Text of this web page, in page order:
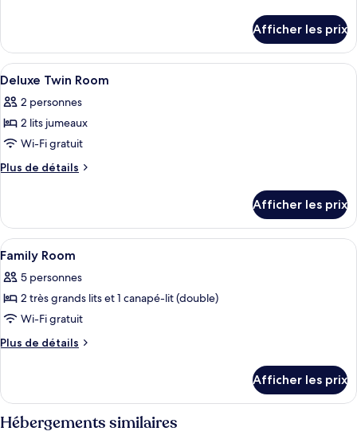
chambre :
Deluxe
King
Room
Deluxe
King
Room
Afficher les prix
Afficher
toutes
les
photos
pour
ce
chambre :
Deluxe
Twin
Room
Gros plan d’une structure
1
Deluxe Twin Room
2 personnes
2 lits jumeaux
Wi-Fi gratuit
Plus de détails
Plus
Deluxe
Twin
Room
Afficher les prix
Afficher
toutes
les
photos
pour
ce
chambre :
Family
Room
Un couloir d’hôtel moderne avec
2
Family Room
5 personnes
2 très grands lits et 1 canapé-lit (double)
Wi-Fi gratuit
Plus de détails
Plus
Family
Room
Afficher les prix
Hébergements similaires